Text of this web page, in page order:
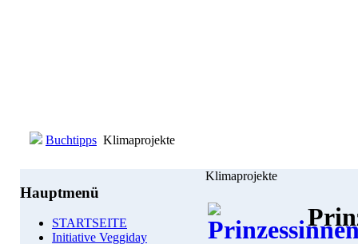
Buchtipps Klimaprojekte
Hauptmenü
STARTSEITE
Initiative Veggiday
Klimaprojekte